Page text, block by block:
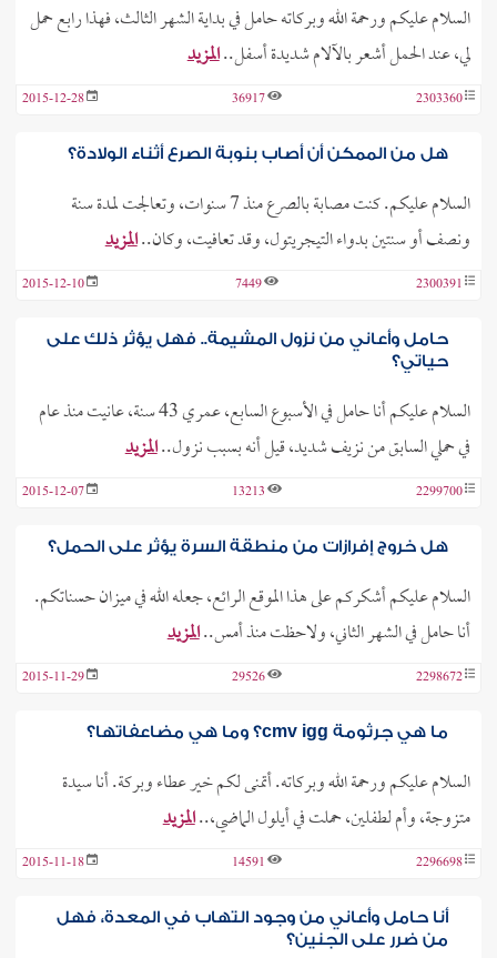
السلام عليكم ورحمة الله وبركاته حامل في بداية الشهر الثالث، فهذا رابع حمل
لي، عند الحمل أشعر بالآلام شديدة أسفل..المزيد
2303360
36917
2015-12-28
هل من الممكن أن أصاب بنوبة الصرع أثناء الولادة؟
السلام عليكم. كنت مصابة بالصرع منذ 7 سنوات، وتعالجت لمدة سنة
ونصف أو سنتين بدواء التيجريتول، وقد تعافيت، وكان..المزيد
2300391
7449
2015-12-10
حامل وأعاني من نزول المشيمة.. فهل يؤثر ذلك على
حياتي؟
السلام عليكم أنا حامل في الأسبوع السابع، عمري 43 سنة، عانيت منذ عام
في حملي السابق من نزيف شديد، قيل أنه بسبب نزول..المزيد
2299700
13213
2015-12-07
هل خروج إفرازات من منطقة السرة يؤثر على الحمل؟
السلام عليكم أشكركم على هذا الموقع الرائع، جعله الله في ميزان حسناتكم.
أنا حامل في الشهر الثاني، ولاحظت منذ أمس..المزيد
2298672
29526
2015-11-29
ما هي جرثومة cmv igg؟ وما هي مضاعفاتها؟
السلام عليكم ورحمة الله وبركاته. أتمنى لكم خير عطاء وبركة. أنا سيدة
متزوجة، وأم لطفلين، حملت في أيلول الماضي،..المزيد
2296698
14591
2015-11-18
أنا حامل وأعاني من وجود التهاب في المعدة، فهل
من ضرر على الجنين؟